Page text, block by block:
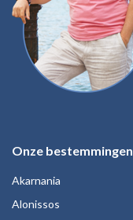
Onze bestemmingen
Akarnania
Alonissos